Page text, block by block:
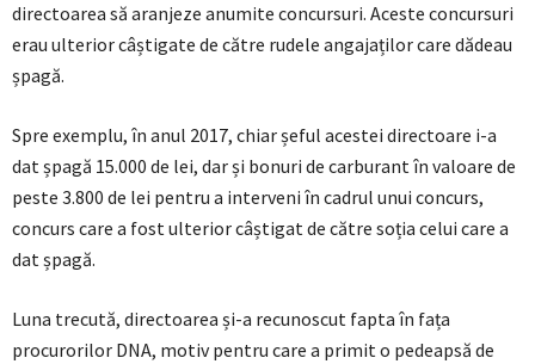
directoarea să aranjeze anumite concursuri. Aceste concursuri
erau ulterior câștigate de către rudele angajaților care dădeau
șpagă.
Spre exemplu, în anul 2017, chiar șeful acestei directoare i-a
dat șpagă 15.000 de lei, dar și bonuri de carburant în valoare de
peste 3.800 de lei pentru a interveni în cadrul unui concurs,
concurs care a fost ulterior câștigat de către soția celui care a
dat șpagă.
Luna trecută, directoarea și-a recunoscut fapta în fața
procurorilor DNA, motiv pentru care a primit o pedeapsă de